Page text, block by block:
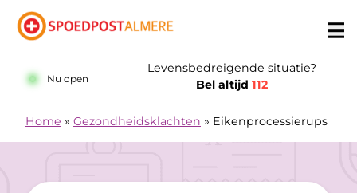
Nu open
Levensbedreigende situatie?
Bel altijd112
Home » Gezondheidsklachten » Eikenprocessierups